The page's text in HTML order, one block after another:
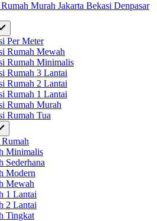
Per Meter
Rumah Mewah
Rumah Minimalis
Rumah 3 Lantai
Rumah 2 Lantai
Rumah 1 Lantai
Rumah Murah
Rumah Tua
Minimalis
Sederhana
Modern
Mewah
1 Lantai
2 Lantai
Tingkat